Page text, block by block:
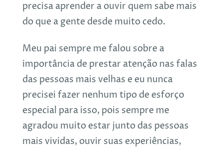
precisa aprender a ouvir quem sabe mais
do que a gente desde muito cedo.
Meu pai sempre me falou sobre a
importância de prestar atenção nas falas
das pessoas mais velhas e eu nunca
precisei fazer nenhum tipo de esforço
especial para isso, pois sempre me
agradou muito estar junto das pessoas
mais vividas, ouvir suas experiências,